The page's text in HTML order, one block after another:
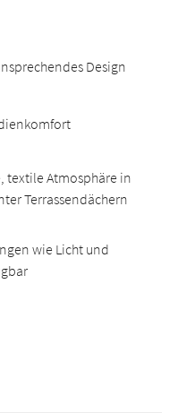
Design
textile Atmosphäre in
Terrassendächern
wie Licht und